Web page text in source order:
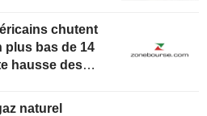
chutent
plus bas de 14
hausse des
naturel